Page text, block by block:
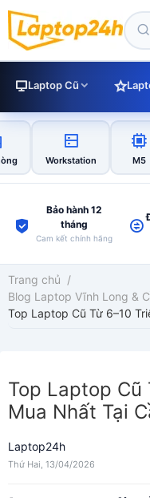
Laptop Cũ
Workstation M5
Bảo hành 12
tháng
Cam kết chính hãng
Trang chủ /
Blog Laptop Vĩnh Long &
Top Laptop Cũ Từ 6–10
Top Laptop Cũ
Mua Nhất Tại
Laptop24h
Thứ Hai, 13/04/2026